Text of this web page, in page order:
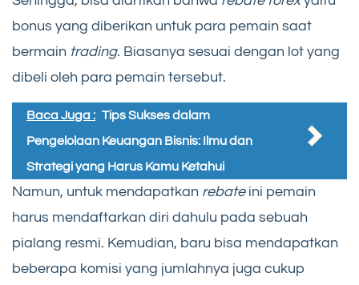
bonus yang diberikan untuk para pemain saat
bermain trading. Biasanya sesuai dengan lot yang
dibeli oleh para pemain tersebut.
Baca Juga : Tips Sukses dalam
Pengelolaan Keuangan Bisnis: Ilmu dan
Strategi yang Harus Kamu Ketahui
Namun, untuk mendapatkan rebateini pemain
harus mendaftarkan diri dahulu pada sebuah
pialang resmi. Kemudian, baru bisa mendapatkan
beberapa komisi yang jumlahnya juga cukup